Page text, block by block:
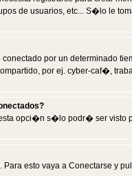
de usuarios, etc... S�lo le
por un determinado
por ej. cyber-caf�,
opci�n s�lo podr� ser visto
esto vaya a Conectarse y